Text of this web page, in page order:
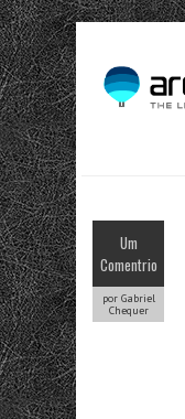
Um
Comentrio
por Gabriel
Chequer